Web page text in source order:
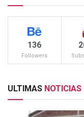
136
Followers
ULTIMAS NOTICIAS